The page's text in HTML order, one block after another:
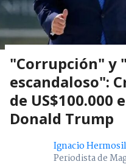
"Corrupción" y
escandaloso":
de US$100.000
Donald Trump
Ignacio
Periodista de